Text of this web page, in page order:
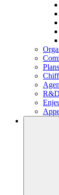
R&D